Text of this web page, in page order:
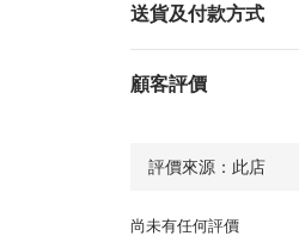
送貨及付款方式
顧客評價
尚未有任何評價